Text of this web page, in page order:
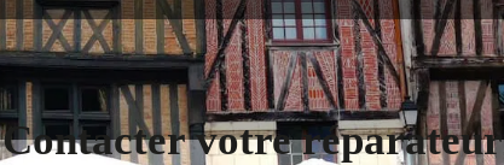
Contacter votre réparateur